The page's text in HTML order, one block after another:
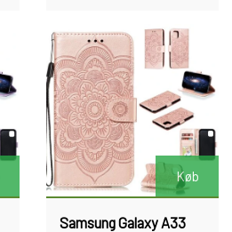
Køb
Samsung Galaxy A33